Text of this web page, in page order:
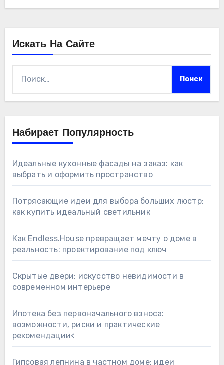
Искать На Сайте
Набирает Популярность
Идеальные кухонные фасады на заказ: как
выбрать и оформить пространство
Потрясающие идеи для выбора больших люстр:
как купить идеальный светильник
Как Endless.House превращает мечту о доме в
реальность: проектирование под ключ
Скрытые двери: искусство невидимости в
современном интерьере
Ипотека без первоначального взноса:
возможности, риски и практические
рекомендации<
Гипсовая лепнина в частном доме: идеи